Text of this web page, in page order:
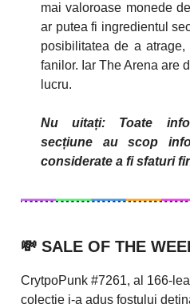
mai valoroase monede
ar putea fi ingredientul
posibilitatea de a
fanilor. Iar The Arena are
lucru.
Nu uitați: Toate
secțiune au scop
considerate a fi sfaturi
💸 SALE OF THE
CrytpoPunk #7261, al 166-
colecție i-a adus fostului